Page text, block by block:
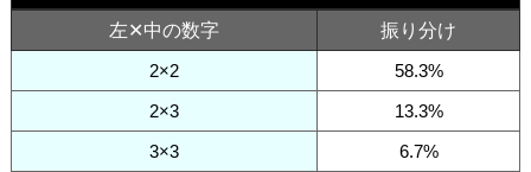
左✕中の数字 振り分け
2×2
58.3%
2×3
13.3%
3×3
6.7%